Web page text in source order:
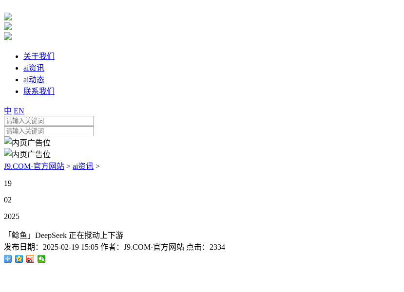
关于我们
ai资讯
ai动态
联系我们
中 EN
J9.COM·官方网站 > ai资讯 >
19
02
2025
「鲶鱼」DeepSeek 正在搅动上下游
发布日期： 2025-02-19 15:05 作者： J9.COM·官方网站 点击： 2334